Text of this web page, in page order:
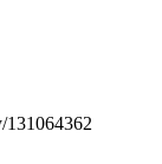
131064362